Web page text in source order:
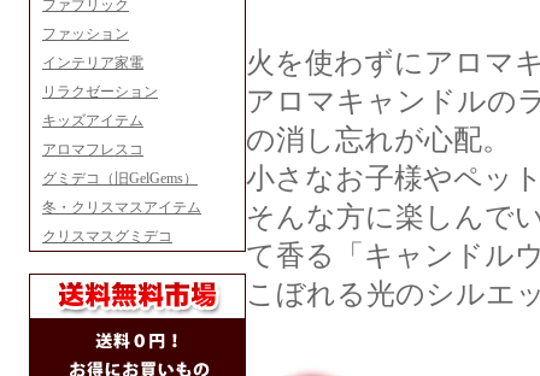
ファブリック
ファッション
インテリア家電
リラクゼーション
キッズアイテム
アロマフレスコ
グミデコ（旧GelGems）
冬・クリスマスアイテム
クリスマスグミデコ
火を使わずにアロマ
アロマキャンドルの
の消し忘れが心配。
小さなお子様やペッ
そんな方に楽しんで
て香る「キャンドル
こぼれる光のシルエ